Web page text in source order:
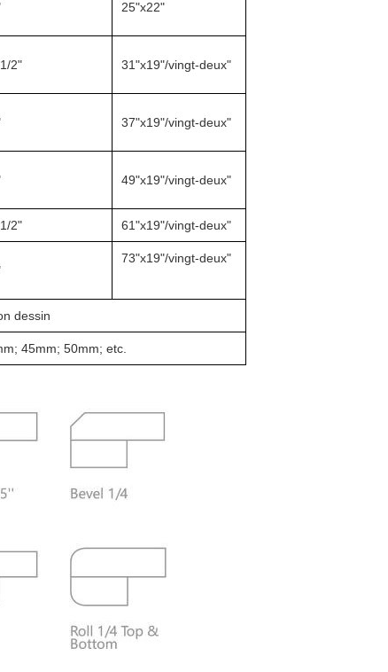
25"x22"
2" 31"x19"/vingt-deux"
37"x19"/vingt-deux"
49"x19"/vingt-deux"
2" 61"x19"/vingt-deux"
73"x19"/vingt-deux"
dessin
45mm; 50mm; etc.